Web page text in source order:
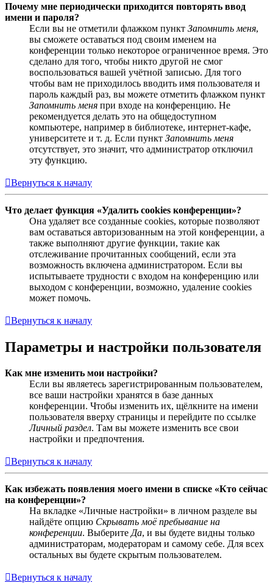
Почему мне периодически приходится повторять ввод
имени и пароля?
Если вы не отметили флажком пункт Запомнить меня,
вы сможете оставаться под своим именем на
конференции только некоторое ограниченное время. Это
сделано для того, чтобы никто другой не смог
воспользоваться вашей учётной записью. Для того
чтобы вам не приходилось вводить имя пользователя и
пароль каждый раз, вы можете отметить флажком пункт
Запомнить меня при входе на конференцию. Не
рекомендуется делать это на общедоступном
компьютере, например в библиотеке, интернет-кафе,
университете и т. д. Если пункт Запомнить меня
отсутствует, это значит, что администратор отключил
эту функцию.
Вернуться к началу
Что делает функция «Удалить cookies конференции»?
Она удаляет все созданные cookies, которые позволяют
вам оставаться авторизованным на этой конференции, а
также выполняют другие функции, такие как
отслеживание прочитанных сообщений, если эта
возможность включена администратором. Если вы
испытываете трудности с входом на конференцию или
выходом с конференции, возможно, удаление cookies
может помочь.
Вернуться к началу
Параметры и настройки пользователя
Как мне изменить мои настройки?
Если вы являетесь зарегистрированным пользователем,
все ваши настройки хранятся в базе данных
конференции. Чтобы изменить их, щёлкните на имени
пользователя вверху страницы и перейдите по ссылке
Личный раздел. Там вы можете изменить все свои
настройки и предпочтения.
Вернуться к началу
Как избежать появления моего имени в списке «Кто сейчас
на конференции»?
На вкладке «Личные настройки» в личном разделе вы
найдёте опцию Скрывать моё пребывание на
конференции. Выберите Да, и вы будете видны только
администраторам, модераторам и самому себе. Для всех
остальных вы будете скрытым пользователем.
Вернуться к началу